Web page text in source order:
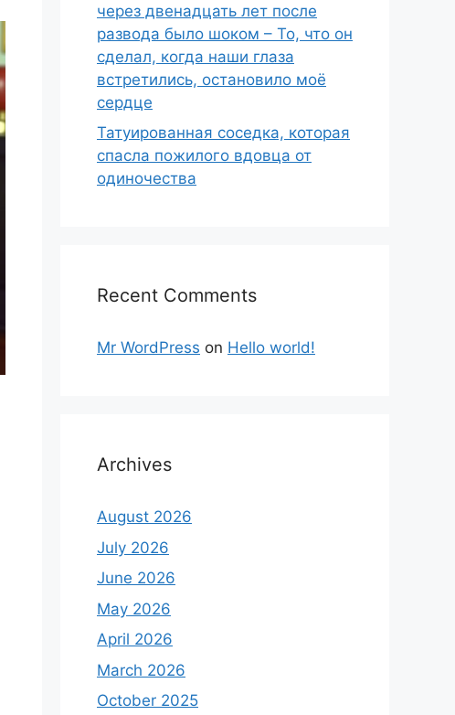
через двенадцать лет после
развода было шоком – То, что он
сделал, когда наши глаза
встретились, остановило моё
сердце
Татуированная соседка, которая
спасла пожилого вдовца от
одиночества
Recent Comments
Mr WordPress on Hello world!
Archives
August 2026
July 2026
June 2026
May 2026
April 2026
March 2026
October 2025